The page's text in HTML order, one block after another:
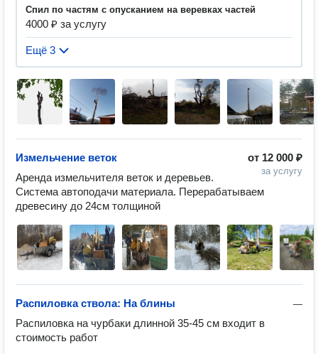
Спил по частям с опусканием на веревках частей
4000 ₽ за услугу
Ещё 3
от 12 000 ₽
за услугу
Измельчение веток
Аренда измельчителя веток и деревьев.
Система автоподачи материала. Перерабатываем
древесину до 24см толщиной
—
Распиловка ствола: На блины
Распиловка на чурбаки длинной 35-45 см входит в
стоимость работ